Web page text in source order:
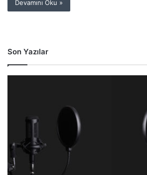
Devamını Oku »
Son Yazılar